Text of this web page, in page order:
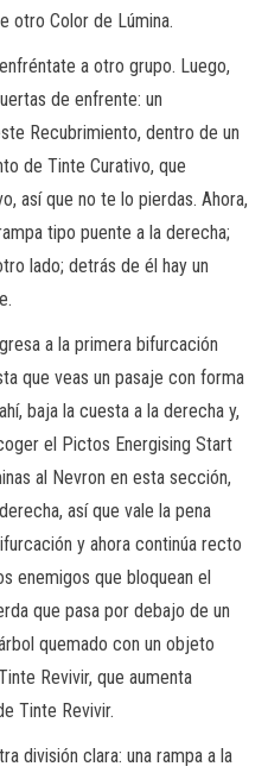
otro Color de Lúmina.
a otro grupo. Luego,
de enfrente: un
Recubrimiento, dentro de un
de Tinte Curativo, que
así que no te lo pierdas. Ahora,
tipo puente a la derecha;
lado; detrás de él hay un
a la primera bifurcación
que veas un pasaje con forma
baja la cuesta a la derecha y,
el Pictos Energising Start
al Nevron en esta sección,
así que vale la pena
y ahora continúa recto
enemigos que bloquean el
que pasa por debajo de un
quemado con un objeto
Revivir, que aumenta
Tinte Revivir.
división clara: una rampa a la